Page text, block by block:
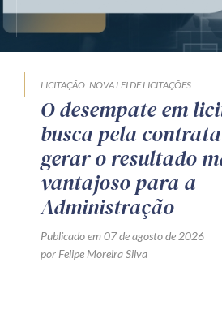
LICITAÇÃO NOVA LEI DE LICITAÇÕES
O desempate em
busca pela
gerar o resultado
vantajoso para a
Administração
Publicado em 07 de agosto de 2026
por Felipe Moreira Silva